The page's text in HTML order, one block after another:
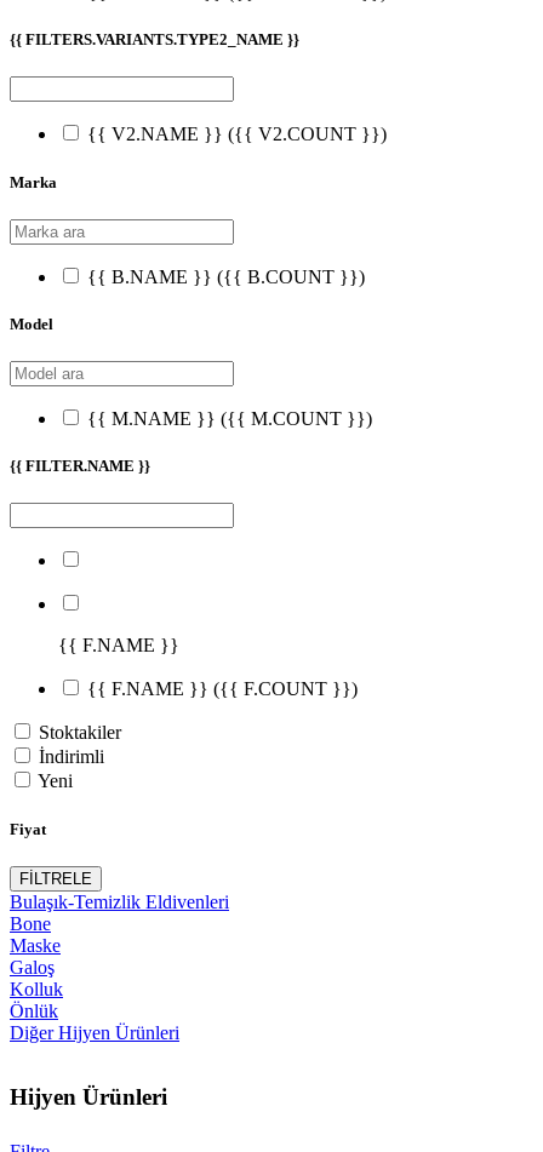
{{ FILTERS.VARIANTS.TYPE2_NAME }}
{{ V2.NAME }} ({{ V2.COUNT }})
Marka
{{ B.NAME }} ({{ B.COUNT }})
Model
{{ M.NAME }} ({{ M.COUNT }})
{{ FILTER.NAME }}
{{ F.NAME }}
{{ F.NAME }} ({{ F.COUNT }})
Stoktakiler
İndirimli
Yeni
Fiyat
FİLTRELE
Bulaşık-Temizlik Eldivenleri
Bone
Maske
Galoş
Kolluk
Önlük
Diğer Hijyen Ürünleri
Hijyen Ürünleri